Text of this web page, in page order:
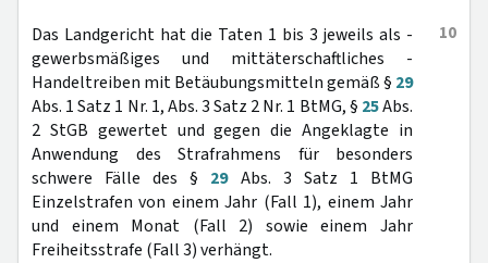
10
Das Landgericht hat die Taten 1 bis 3 jeweils als -
gewerbsmäßiges und mittäterschaftliches -
Handeltreiben mit Betäubungsmitteln gemäß § 29
Abs. 1 Satz 1 Nr. 1, Abs. 3 Satz 2 Nr. 1 BtMG, § 25Abs.
2 StGB gewertet und gegen die Angeklagte in
Anwendung des Strafrahmens für besonders
schwere Fälle des § 29Abs. 3 Satz 1 BtMG
Einzelstrafen von einem Jahr (Fall 1), einem Jahr
und einem Monat (Fall 2) sowie einem Jahr
Freiheitsstrafe (Fall 3) verhängt.